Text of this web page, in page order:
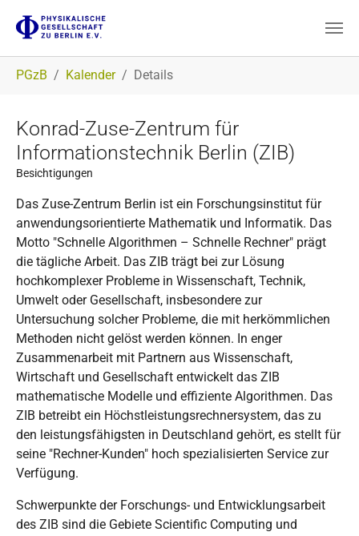
PGzB Kalender Details
Konrad-Zuse-Zentrum für
Informationstechnik Berlin (ZIB)
Besichtigungen
Das Zuse-Zentrum Berlin ist ein Forschungsinstitut für
anwendungsorientierte Mathematik und Informatik. Das
Motto "Schnelle Algorithmen – Schnelle Rechner" prägt
die tägliche Arbeit. Das ZIB trägt bei zur Lösung
hochkomplexer Probleme in Wissenschaft, Technik,
Umwelt oder Gesellschaft, insbesondere zur
Untersuchung solcher Probleme, die mit herkömmlichen
Methoden nicht gelöst werden können. In enger
Zusammenarbeit mit Partnern aus Wissenschaft,
Wirtschaft und Gesellschaft entwickelt das ZIB
mathematische Modelle und effiziente Algorithmen. Das
ZIB betreibt ein Höchstleistungsrechnersystem, das zu
den leistungsfähigsten in Deutschland gehört, es stellt für
seine "Rechner-Kunden" hoch spezialisierten Service zur
Verfügung.
Schwerpunkte der Forschungs- und Entwicklungsarbeit
des ZIB sind die Gebiete Scientific Computing und